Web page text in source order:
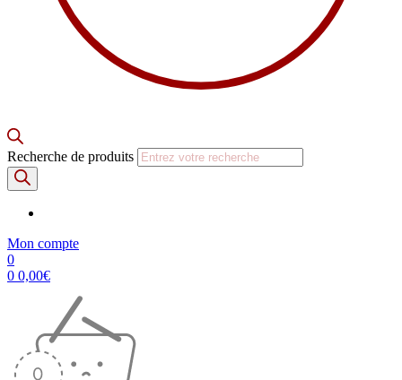
Recherche de produits
Mon compte
0
0 0,00€